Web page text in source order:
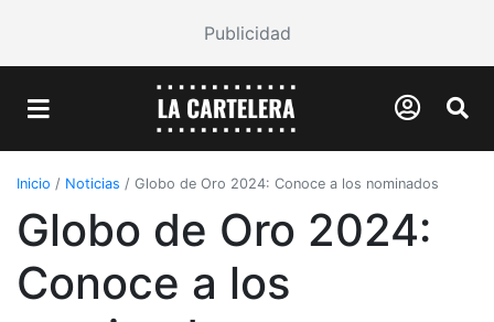
Publicidad
Inicio / Noticias / Globo de Oro 2024: Conoce a los nominados
Globo de Oro 2024:
Conoce a los